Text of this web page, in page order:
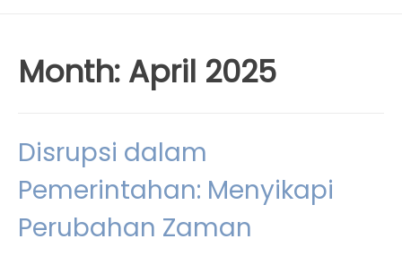
Month: April 2025
Disrupsi dalam
Pemerintahan: Menyikapi
Perubahan Zaman